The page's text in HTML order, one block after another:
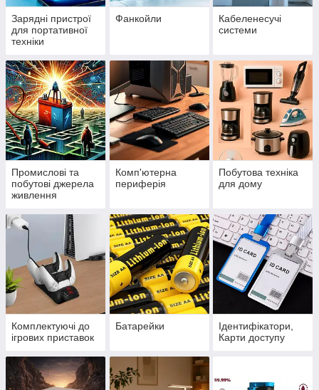
Зарядні пристрої
для портативної
техніки
Фанкойли
Кабеленесучі
системи
Промислові та
побутові джерела
живлення
Комп'ютерна
периферія
Побутова техніка
для дому
Комплектуючі до
ігрових приставок
Батарейки
Ідентифікатори,
Карти доступу